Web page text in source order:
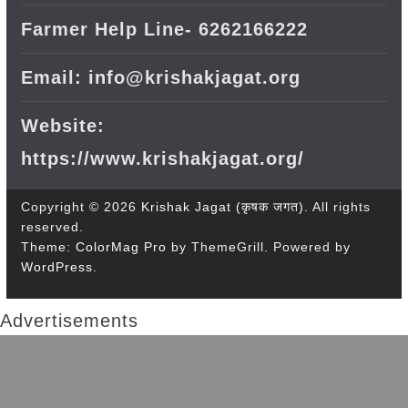
Farmer Help Line- 6262166222
Email: info@krishakjagat.org
Website:
https://www.krishakjagat.org/
Copyright © 2026 Krishak Jagat (कृषक जगत)
. All rights
reserved.
Theme: ColorMag Pro by ThemeGrill. Powered by
WordPress
Advertisements